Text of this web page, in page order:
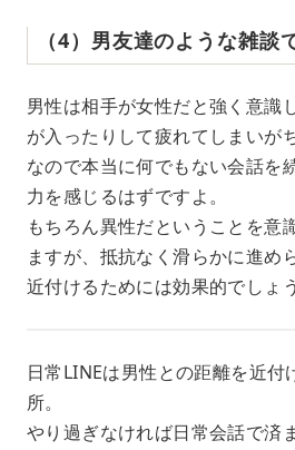
（4）男友達のような雑談
男性は相手が女性だと強く意識
が入ったりして疲れてしまいが
なので本当に何でもない会話を
力を感じるはずですよ。
もちろん異性だということを意
ますが、抵抗なく滑らかに進め
近付けるためには効果的でしょう
日常LINEは男性との距離を近付
所。
やり過ぎなければ日常会話で済